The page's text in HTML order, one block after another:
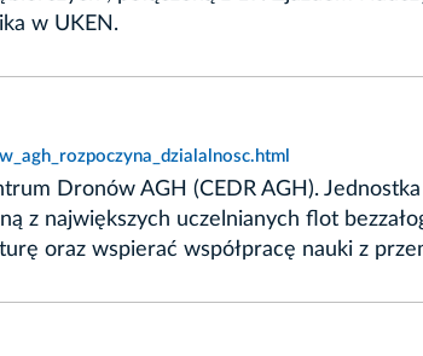
w UKEN.
Dronów AGH (CEDR AGH).
z największych uczelnianych flot
oraz wspierać współpracę nauki z